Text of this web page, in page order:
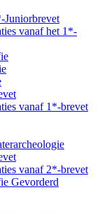
Juniorbrevet
vanaf het 1*-
vanaf 1*-brevet
vanaf 2*-brevet
Gevorderd